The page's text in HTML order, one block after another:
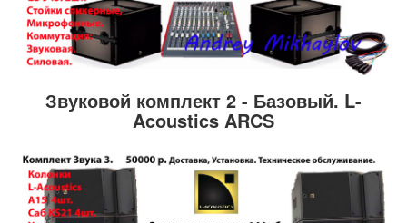
Звуковой комплект 2 - Базовый. L-
Acoustics ARCS